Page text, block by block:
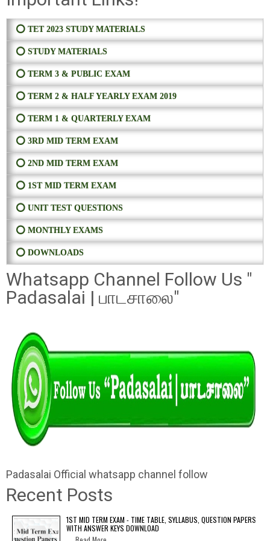
⭕ TET 2023 STUDY MATERIALS
⭕ STUDY MATERIALS
⭕ TERM 3 & PUBLIC EXAM
⭕ TERM 2 & HALF YEARLY EXAM 2019
⭕ TERM 1 & QUARTERLY EXAM
⭕ 3RD MID TERM EXAM
⭕ 2ND MID TERM EXAM
⭕ 1ST MID TERM EXAM
⭕ UNIT TEST QUESTIONS
⭕ MONTHLY EXAMS
⭕ DOWNLOADS
Whatsapp Channel Follow Us "
Padasalai | பாடசாலை"
Padasalai Official whatsapp channel follow
Recent Posts
1ST MID TERM EXAM - TIME TABLE, SYLLABUS, QUESTION PAPERS
WITH ANSWER KEYS DOWNLOAD